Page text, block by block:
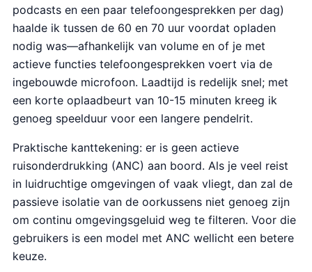
podcasts en een paar telefoongesprekken per dag)
haalde ik tussen de 60 en 70 uur voordat opladen
nodig was—afhankelijk van volume en of je met
actieve functies telefoongesprekken voert via de
ingebouwde microfoon. Laadtijd is redelijk snel; met
een korte oplaadbeurt van 10-15 minuten kreeg ik
genoeg speelduur voor een langere pendelrit.
Praktische kanttekening: er is geen actieve
ruisonderdrukking (ANC) aan boord. Als je veel reist
in luidruchtige omgevingen of vaak vliegt, dan zal de
passieve isolatie van de oorkussens niet genoeg zijn
om continu omgevingsgeluid weg te filteren. Voor die
gebruikers is een model met ANC wellicht een betere
keuze.